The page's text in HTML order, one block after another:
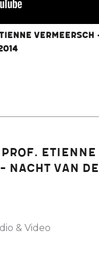
Vermeersch
Etienne
Nacht van de
& Video